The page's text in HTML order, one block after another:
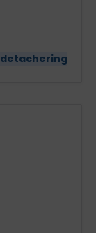
detachering